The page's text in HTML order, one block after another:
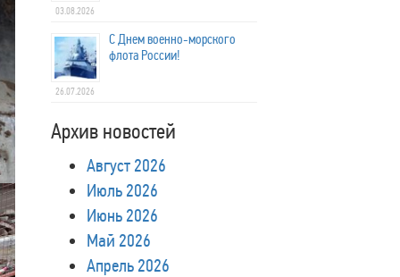
03.08.2026
С Днем военно-морского
флота России!
26.07.2026
Архив новостей
Август 2026
Июль 2026
Июнь 2026
Май 2026
Апрель 2026